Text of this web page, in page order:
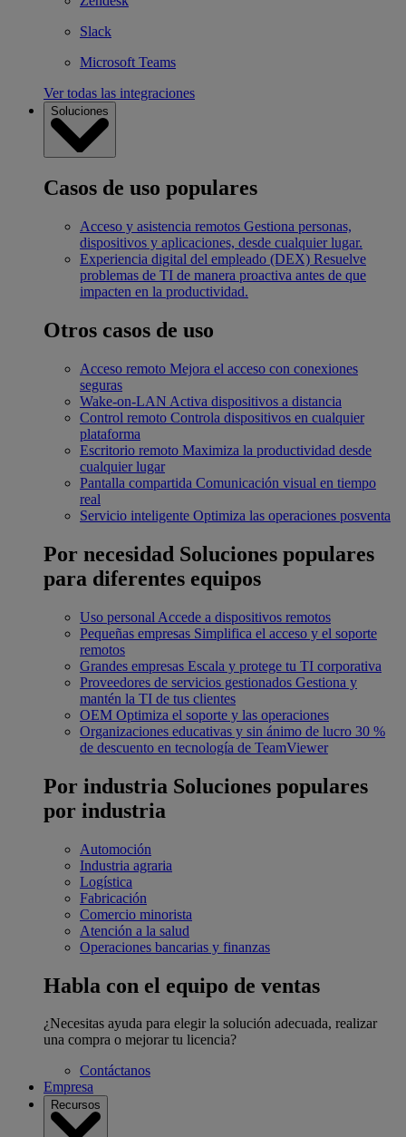
Slack
Microsoft Teams
Ver todas las integraciones
Soluciones
Casos de uso populares
Acceso y asistencia remotos Gestiona personas,
dispositivos y aplicaciones, desde cualquier lugar.
Experiencia digital del empleado (DEX) Resuelve
problemas de TI de manera proactiva antes de que
impacten en la productividad.
Otros casos de uso
Acceso remoto Mejora el acceso con conexiones
seguras
Wake-on-LAN Activa dispositivos a distancia
Control remoto Controla dispositivos en cualquier
plataforma
Escritorio remoto Maximiza la productividad desde
cualquier lugar
Pantalla compartida Comunicación visual en tiempo
real
Servicio inteligente Optimiza las operaciones posventa
Por necesidad Soluciones populares
para diferentes equipos
Uso personal Accede a dispositivos remotos
Pequeñas empresas Simplifica el acceso y el soporte
remotos
Grandes empresas Escala y protege tu TI corporativa
Proveedores de servicios gestionados Gestiona y
mantén la TI de tus clientes
OEM Optimiza el soporte y las operaciones
Organizaciones educativas y sin ánimo de lucro 30 %
de descuento en tecnología de TeamViewer
Por industria Soluciones populares
por industria
Automoción
Industria agraria
Logística
Fabricación
Comercio minorista
Atención a la salud
Operaciones bancarias y finanzas
Habla con el equipo de ventas
¿Necesitas ayuda para elegir la solución adecuada, realizar
una compra o mejorar tu licencia?
Contáctanos
Empresa
Recursos